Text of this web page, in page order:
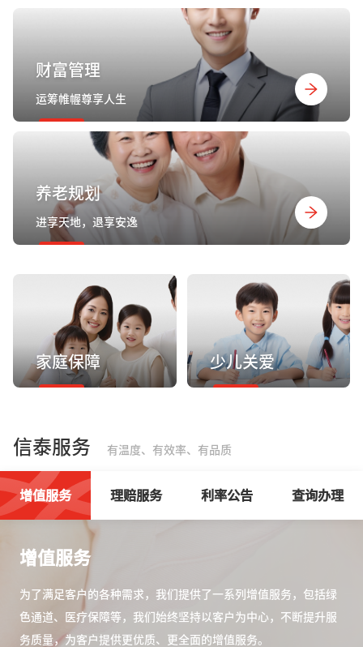
财富管理
运筹帷幄尊享人生
养老规划
进享天地，退享安逸
家庭保障 少儿关爱
信泰服务 有温度、有效率、有品质
增值服务
为了满足客户的各种需求，我们提供了一系列增值服务，包括绿
色通道、医疗保障等，我们始终坚持以客户为中心，不断提升服
务质量，为客户提供更优质、更全面的增值服务。
增值服务 理赔服务 利率公告 查询办理